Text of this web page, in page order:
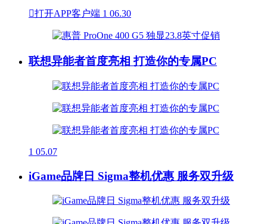
打开APP客户端 1 06.30
联想异能者首度亮相 打造你的专属PC
1 05.07
iGame品牌日 Sigma整机优惠 服务双升级